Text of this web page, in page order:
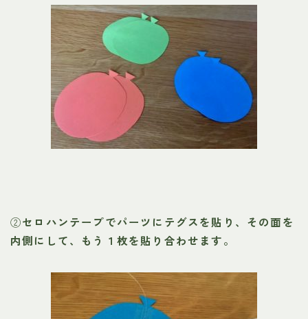
②セロハンテープでパーツにテグスを貼り、その面を
内側にして、もう１枚を貼り合わせます。